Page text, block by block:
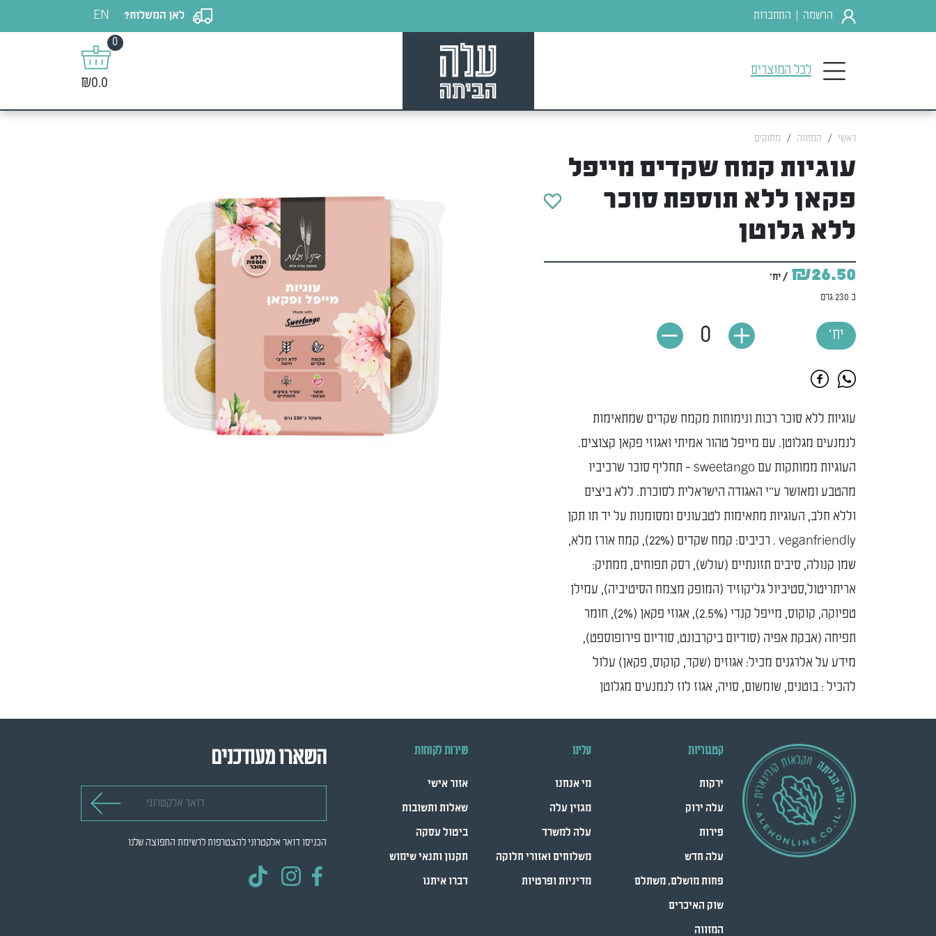
הרשמה התחברות לאן המשלוח? EN
לכל המוצרים
0
₪0.0
ראשי המזווה מתוקים
עוגיות קמח שקדים מייפל
פקאן ללא תוספת סוכר
ללא גלוטן
₪26.50 / יח'
כ 230 גרם
יח' 0
עוגיות ללא סוכר רכות ונימוחות מקמח שקדים שמתאימות
לנמנעים מגלוטן. עם מייפל טהור אמיתי ואגוזי פקאן קצוצים.
העוגיות ממותקות עם sweetango - תחליף סוכר שרכיביו
מהטבע ומאושר ע"י האגודה הישראלית לסוכרת. ללא ביצים
וללא חלב, העוגיות מתאימות לטבעונים ומסומנות על יד תו תקן
veganfriendly . רכיבים: קמח שקדים (22%), קמח אורז מלא,
שמן קנולה, סיבים תזונתיים (עולש), רסק תפוחים, ממתיק:
אריתריטול,סטיביול גליקוזיד (המופק מצמח הסיטיביה), עמילן
טפיוקה, קוקוס, מייפל קנדי (2.5%), אגוזי פקאן (2%), חומר
תפיחה (אבקת אפיה (סודיום ביקרבונט, סודיום פירופוספט),
מידע על אלרגנים מכיל: אגוזים (שקד, קוקוס, פקאן) עלול
להכיל : בוטנים, שומשום, סויה, אגוז לוז לנמנעים מגלוטן
קטגוריות
ירקות
עלה ירוק
פירות
עלה חדש
פחות מושלם, משתלם
שוק האיכרים
המזווה
עלינו
מי אנחנו
מגזין עלה
עלה למשרד
משלוחים ואזורי חלוקה
מדיניות ופרטיות
שירות לקוחות
אזור אישי
שאלות ותשובות
ביטול עסקה
תקנון ותנאי שימוש
דברו איתנו
השארו מעודכנים
הכניסו דואר אלקטרוני להצטרפות לרשימת התפוצה שלנו